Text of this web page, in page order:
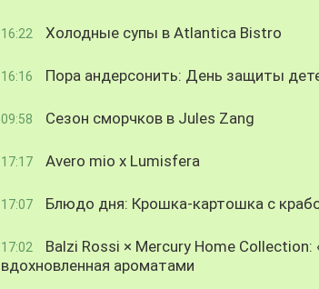
16:22 Холодные супы в Atlantica Bistro
16:16 Пора андерсонить: День защиты
09:58 Сезон сморчков в Jules Zang
17:17 Avero mio x Lumisfera
17:07 Блюдо дня: Крошка-картошка с
17:02
Balzi Rossi × Mercury Home
вдохновленная ароматами